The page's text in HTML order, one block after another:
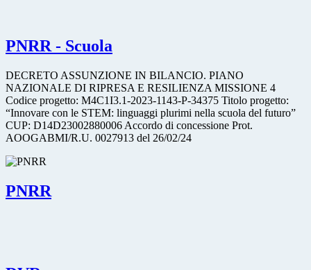
PNRR - Scuola
DECRETO ASSUNZIONE IN BILANCIO. PIANO
NAZIONALE DI RIPRESA E RESILIENZA MISSIONE 4
Codice progetto: M4C1I3.1-2023-1143-P-34375 Titolo progetto:
“Innovare con le STEM: linguaggi plurimi nella scuola del futuro”
CUP: D14D23002880006 Accordo di concessione Prot.
AOOGABMI/R.U. 0027913 del 26/02/24
PNRR